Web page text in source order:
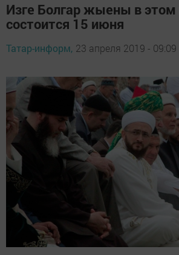
Изге Болгар жыены в этом
состоится 15 июня
Татар-информ, 23 апреля 2019 - 09:09